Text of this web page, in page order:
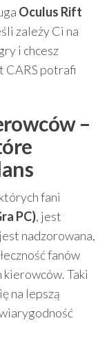
Oculus Rift
zależy Ci na
i chcesz
CARS potrafi
–
fani
PC), jest
nadzorowana,
fanów
Taki
na lepszą